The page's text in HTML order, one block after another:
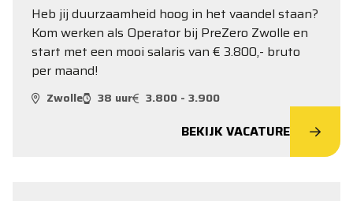
Heb jij duurzaamheid hoog in het vaandel staan?
Kom werken als Operator bij PreZero Zwolle en
start met een mooi salaris van € 3.800,- bruto
per maand!
Zwolle 38 uur 3.800 - 3.900
BEKIJK VACATURE